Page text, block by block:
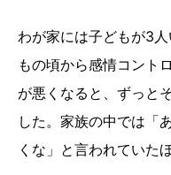
わが家には子どもが3
もの頃から感情コント
が悪くなると、ずっと
した。家族の中では「
くな」と言われていた